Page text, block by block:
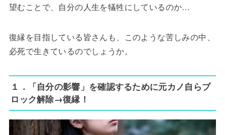
望むことで、自分の人生を犠牲にしているのか…
復縁を目指している皆さんも、このような苦しみの中、
必死で生きているのでしょうか。
１．「自分の影響」を確認するために元カノ自らブ
ロック解除→復縁！